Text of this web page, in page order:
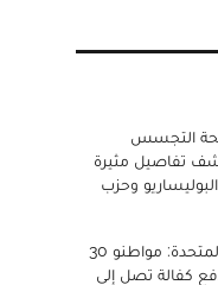
التجسس
تفاصيل مثيرة
وحزب
تأشيرة الدخول للولايات المتحدة: مواطنو 30
كفالة تصل إلى